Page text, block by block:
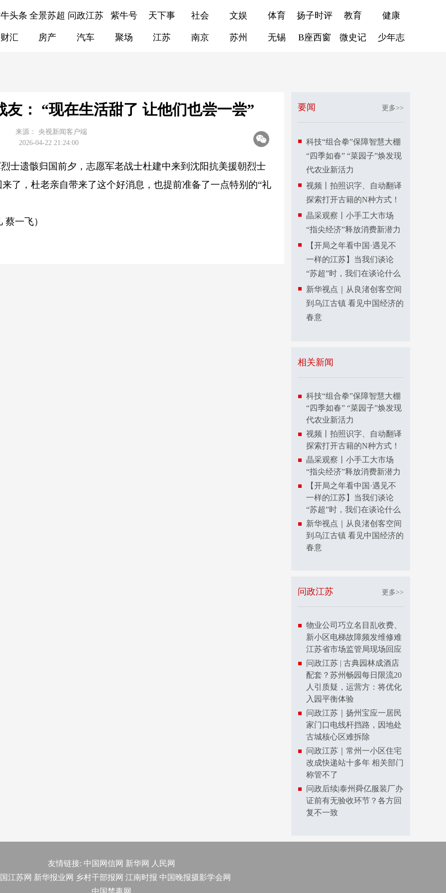
头条 全景苏超 问政江苏 紫牛号 天下事 社会 文娱 体育 扬子时评 教育 健康
财汇 房产 汽车 聚场 江苏 南京 苏州 无锡 B座西窗 微史记 少年志
： “现在生活甜了 让他们也尝一尝”
来源：
央视新闻客户端
2026-04-22 21:24:00
士遗骸归国前夕，志愿军老战士杜建中来到沈阳抗美援朝烈士
了，杜老亲自带来了这个好消息，也提前准备了一点特别的“礼
一飞）
要闻 更多>>
科技“组合拳”保障智慧大棚
“四季如春” “菜园子”焕发现
代农业新活力
视频丨拍照识字、自动翻译
探索打开古籍的N种方式！
晶采观察丨小手工大市场
“指尖经济”释放消费新潜力
【开局之年看中国·遇见不
一样的江苏】当我们谈论
“苏超”时，我们在谈论什么
新华视点｜从良渚创客空间
到乌江古镇 看见中国经济的
春意
相关新闻
科技“组合拳”保障智慧大棚
“四季如春” “菜园子”焕发现
代农业新活力
视频丨拍照识字、自动翻译
探索打开古籍的N种方式！
晶采观察丨小手工大市场
“指尖经济”释放消费新潜力
【开局之年看中国·遇见不
一样的江苏】当我们谈论
“苏超”时，我们在谈论什么
新华视点｜从良渚创客空间
到乌江古镇 看见中国经济的
春意
问政江苏 更多>>
物业公司巧立名目乱收费、
新小区电梯故障频发维修难
江苏省市场监管局现场回应
问政江苏 | 古典园林成酒店
配套？苏州畅园每日限流20
人引质疑，运营方：将优化
入园平衡体验
问政江苏｜扬州宝应一居民
家门口电线杆挡路，因地处
古城核心区难拆除
问政江苏｜常州一小区住宅
改成快递站十多年 相关部门
称管不了
问政后续|泰州舜亿服装厂办
证前有无验收环节？各方回
复不一致
友情链接: 中国网信网 新华网
人民网
江苏网 新华报业网 乡村干部报网 江南时报 中国晚报摄影学会网
中国禁毒网